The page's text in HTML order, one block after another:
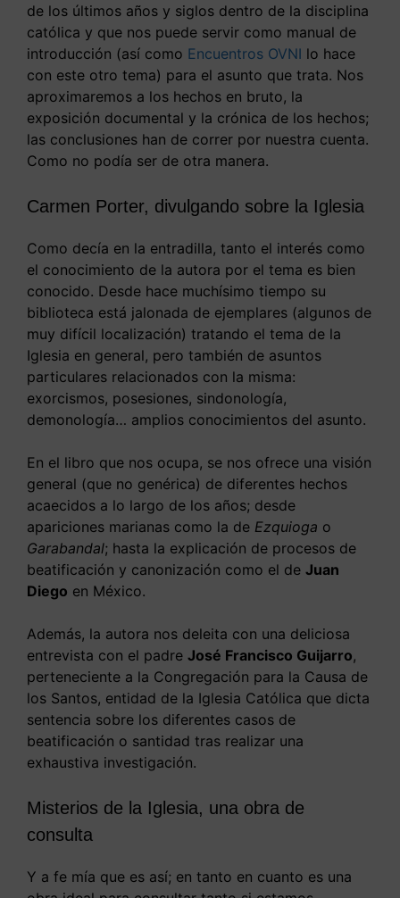
de los últimos años y siglos dentro de la disciplina
católica y que nos puede servir como manual de
introducción (así como Encuentros OVNI lo hace
con este otro tema) para el asunto que trata. Nos
aproximaremos a los hechos en bruto, la
exposición documental y la crónica de los hechos;
las conclusiones han de correr por nuestra cuenta.
Como no podía ser de otra manera.
Carmen Porter, divulgando sobre la Iglesia
Como decía en la entradilla, tanto el interés como
el conocimiento de la autora por el tema es bien
conocido. Desde hace muchísimo tiempo su
biblioteca está jalonada de ejemplares (algunos de
muy difícil localización) tratando el tema de la
Iglesia en general, pero también de asuntos
particulares relacionados con la misma:
exorcismos, posesiones, sindonología,
demonología… amplios conocimientos del asunto.
En el libro que nos ocupa, se nos ofrece una visión
general (que no genérica) de diferentes hechos
acaecidos a lo largo de los años; desde
apariciones marianas como la de Ezquioga o
Garabandal; hasta la explicación de procesos de
beatificación y canonización como el de Juan
Diego en México.
Además, la autora nos deleita con una deliciosa
entrevista con el padre José Francisco Guijarro,
perteneciente a la Congregación para la Causa de
los Santos, entidad de la Iglesia Católica que dicta
sentencia sobre los diferentes casos de
beatificación o santidad tras realizar una
exhaustiva investigación.
Misterios de la Iglesia, una obra de
consulta
Y a fe mía que es así; en tanto en cuanto es una